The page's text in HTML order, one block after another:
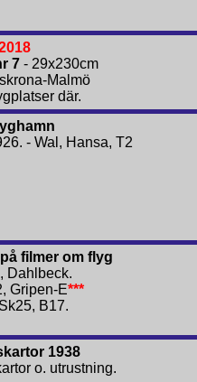
7 - 29x230cm
Malmö
där.
- Wal, Hansa, T2
filmer om flyg
Dahlbeck.
Gripen-E***
B17.
1938
o. utrustning.